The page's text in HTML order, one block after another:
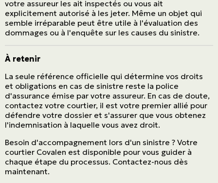
ASSURANCES
Particuliers
ASSURANCES
Entreprises
Obtenir une soumission
votre assureur les ait inspectés ou vous ait
explicitement autorisé à les jeter. Même un objet qui
semble irréparable peut être utile à l'évaluation des
dommages ou à l'enquête sur les causes du sinistre.
À retenir
La seule référence officielle qui détermine vos droits
et obligations en cas de sinistre reste la police
d'assurance émise par votre assureur. En cas de doute,
contactez votre courtier, il est votre premier allié pour
défendre votre dossier et s'assurer que vous obtenez
l'indemnisation à laquelle vous avez droit.
Besoin d'accompagnement lors d'un sinistre ? Votre
courtier Covalen est disponible pour vous guider à
chaque étape du processus. Contactez-nous dès
maintenant.